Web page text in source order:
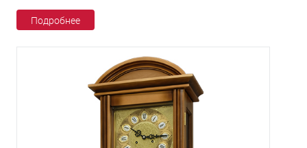
Подробнее